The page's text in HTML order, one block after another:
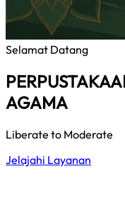
Selamat Datang
AGAMA
Liberate to Moderate
Jelajahi Layanan